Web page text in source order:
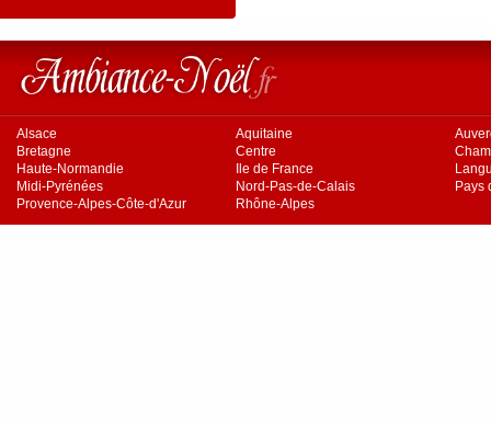
Alsace Aquitaine
Bretagne
Centre
Haute-Normandie
Ile de France
Midi-Pyrénées
Nord-Pas-de-Calais
Pays
Provence-Alpes-Côte-d'Azur
Rhône-Alpes